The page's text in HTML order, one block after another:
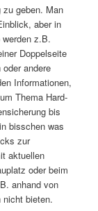
geben. Man
aber in
z.B.
Doppelseite
andere
Informationen,
Thema Hard-
bis
bisschen was
zur
aktuellen
oder beim
anhand von
bieten.